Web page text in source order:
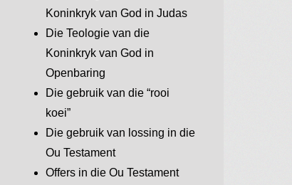
Koninkryk van God in Judas
Die Teologie van die
Koninkryk van God in
Openbaring
Die gebruik van die “rooi
koei”
Die gebruik van lossing in die
Ou Testament
Offers in die Ou Testament